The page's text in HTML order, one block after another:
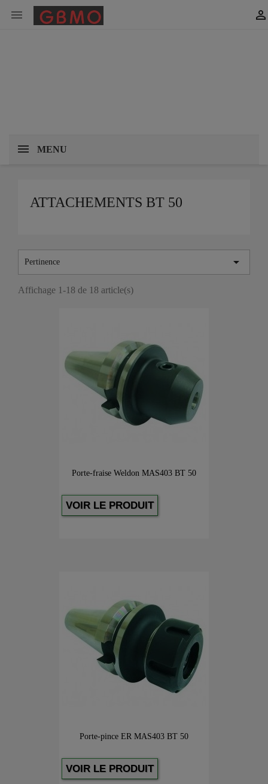
 
MENU
ATTACHEMENTS BT 50
Pertinence 
Affichage 1-18 de 18 article(s)
Porte-fraise Weldon MAS403 BT 50
VOIR LE PRODUIT
Porte-pince ER MAS403 BT 50
VOIR LE PRODUIT